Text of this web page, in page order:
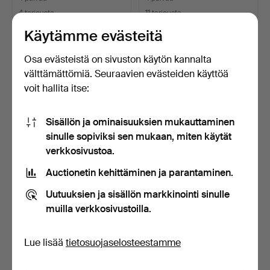
4 tarjousta
11 tarjousta
MACBOOK, Air, Apple, 13,3-
tuumainen, latur…
4 päivää
10 tarjousta
TARJOILUTARJOTIN.
4 päivää
Arvio
Käytämme evästeitä
Osa evästeistä on sivuston käytön kannalta
välttämättömiä. Seuraavien evästeiden käyttöä
voit hallita itse:
Sisällön ja ominaisuuksien mukauttaminen
sinulle sopiviksi sen mukaan, miten käytät
verkkosivustoa.
Auctionetin kehittäminen ja parantaminen.
Uutuuksien ja sisällön markkinointi sinulle
muilla verkkosivustoilla.
Lue lisää tietosuojaselosteestamme